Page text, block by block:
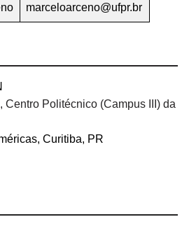
marceloarceno@ufpr.br
Centro Politécnico (Campus III) da
Curitiba, PR